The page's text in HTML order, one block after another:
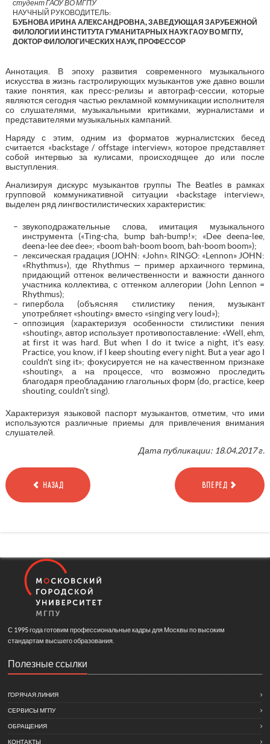
студент ГАОУ ВО МГПУ
НАУЧНЫЙ РУКОВОДИТЕЛЬ:
БУБНОВА ИРИНА АЛЕКСАНДРОВНА, ЗАВЕДУЮЩАЯ ЗАРУБЕЖНОЙ
ФИЛОЛОГИИ ИНСТИТУТА ГУМАНИТАРНЫХ НАУК ГАОУ ВО МГПУ,
ДОКТОР ФИЛОЛОГИЧЕСКИХ НАУК, ПРОФЕССОР
Аннотация. В эпоху развития современного музыкального
искусства в жизнь гастролирующих музыкантов уже давно вошли
такие понятия, как пресс-релизы и автограф-сессии, которые
являются сегодня частью рекламной коммуникации исполнителя
со слушателями, музыкальными критиками, журналистами и
представителями музыкальных кампаний.
Наряду с этим, одним из форматов журналистских бесед
считается «backstage / offstage interview», которое представляет
собой интервью за кулисами, происходящее до или после
выступления.
Анализируя дискурс музыкантов группы The Beatles в рамках
групповой коммуникативной ситуации «backstage interview»,
выделен ряд лингвостилистических характеристик:
звукоподражательные слова, имитация музыкального
инструмента («Ting-cha, bump bah-bump!»; «Dee deena-lee,
deena-lee dee dee»; «boom bah-boom boom, bah-boom boom»);
лексическая градация (JOHN: «John». RINGO: «Lennon» JOHN:
«Rhythmus»), где Rhythmus — пример архаичного термина,
придающий оттенок величественности и важности данного
участника коллектива, с оттенком аллегории (John Lennon =
Rhythmus);
гипербола (объясняя стилистику пения, музыкант
употребляет «shouting» вместо «singing very loud»);
оппозиция (характеризуя особенности стилистики пения
«shouting», автор использует противопоставление: «Well, ehm,
at first it was hard. But when I do it twice a night, it's easy.
Practice, you know, if I keep shouting every night. But a year ago I
couldn't sing it»; фокусируется не на качественном признаке
«shouting», а на процессе, что возможно проследить
благодаря преобладанию глагольных форм (do, practice, keep
shouting, couldn’t sing).
Характеризуя языковой паспорт музыкантов, отметим, что ими
используются различные приемы для привлечения внимания
слушателей.
Дата публикации: 18.04.2017 г.
НАЗАД ВПЕРЕД
С 1995 года готовим профессиональные кадры для Москвы по высоким
стандартам высшего образования.
Полезные ссылки
ГОРЯЧАЯ ЛИНИЯ
СЕРВИСЫ МГПУ
ОБРАЩЕНИЯ
КОНТАКТЫ